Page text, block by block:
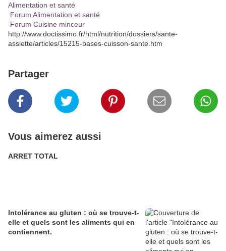
Alimentation et santé
Forum Alimentation et santé
Forum Cuisine minceur
http://www.doctissimo.fr/html/nutrition/dossiers/sante-
assiette/articles/15215-bases-cuisson-sante.htm
Partager
Vous aimerez aussi
ARRET TOTAL
Intolérance au gluten : où se trouve-t-
elle et quels sont les aliments qui en
contiennent.